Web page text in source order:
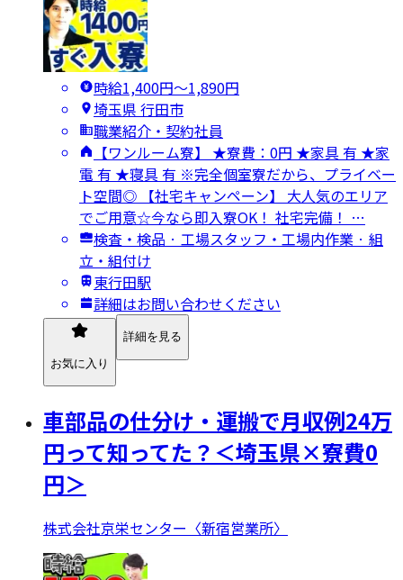
時給1,400円〜1,890円
埼玉県 行田市
職業紹介・契約社員
【ワンルーム寮】 ★寮費：0円 ★家具 有 ★家
電 有 ★寝具 有 ※完全個室寮だから、プライベー
ト空間◎ 【社宅キャンペーン】 大人気のエリア
でご用意☆今なら即入寮OK！ 社宅完備！ …
検査・検品 · 工場スタッフ・工場内作業 · 組
立・組付け
東行田駅
詳細はお問い合わせください
お気に入り
詳細を見る
車部品の仕分け・運搬で月収例24万
円って知ってた？＜埼玉県×寮費0
円＞
株式会社京栄センター〈新宿営業所〉